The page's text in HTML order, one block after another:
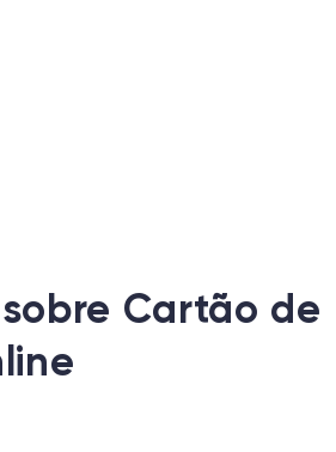
Cartão de